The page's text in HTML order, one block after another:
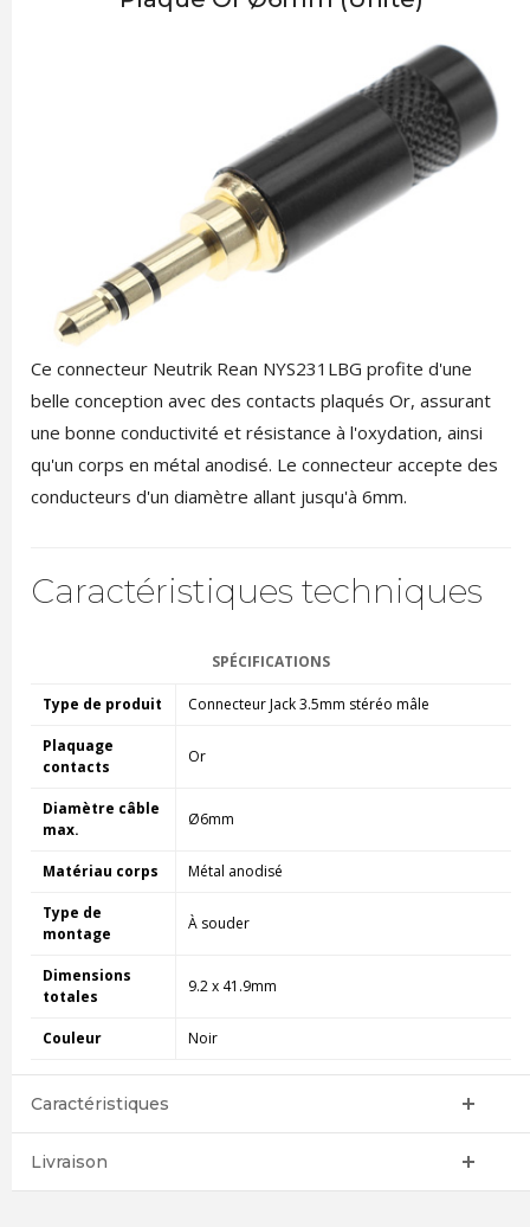
Ce connecteur Neutrik Rean NYS231LBG profite d'une
belle conception avec des contacts plaqués Or, assurant
une bonne conductivité et résistance à l'oxydation, ainsi
qu'un corps en métal anodisé. Le connecteur accepte des
conducteurs d'un diamètre allant jusqu'à 6mm.
Caractéristiques techniques
SPÉCIFICATIONS
Type de produit Connecteur Jack 3.5mm stéréo mâle
Plaquage
contacts
Or
Diamètre câble
max.
Ø6mm
Matériau corps Métal anodisé
Type de
montage
À souder
Dimensions
totales
9.2 x 41.9mm
Couleur Noir
Caractéristiques
Livraison